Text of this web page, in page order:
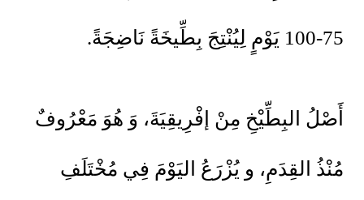
75-100 يَوْمٍ لِيُنْتِجَ بِطِّيخَةً نَاضِجَةً.
أَصْلُ البِطِّيْخِ مِنْ إفْرِيقِيَةَ، وَ هُوَ مَعْرُوفٌ
مُنْذُ القِدَمِ، و يُزْرَعُ اليَوْمَ فِي مُخْتَلَفِ